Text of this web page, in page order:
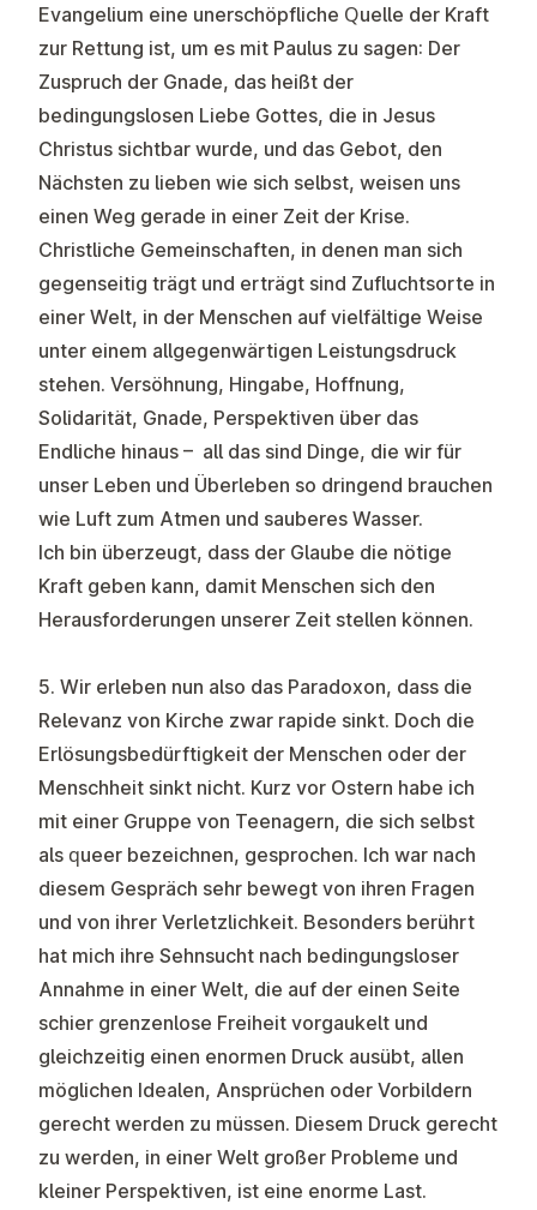
Evangelium eine unerschöpfliche Quelle der Kraft
zur Rettung ist, um es mit Paulus zu sagen: Der
Zuspruch der Gnade, das heißt der
bedingungslosen Liebe Gottes, die in Jesus
Christus sichtbar wurde, und das Gebot, den
Nächsten zu lieben wie sich selbst, weisen uns
einen Weg gerade in einer Zeit der Krise.
Christliche Gemeinschaften, in denen man sich
gegenseitig trägt und erträgt sind Zufluchtsorte in
einer Welt, in der Menschen auf vielfältige Weise
unter einem allgegenwärtigen Leistungsdruck
stehen. Versöhnung, Hingabe, Hoffnung,
Solidarität, Gnade, Perspektiven über das
Endliche hinaus – all das sind Dinge, die wir für
unser Leben und Überleben so dringend brauchen
wie Luft zum Atmen und sauberes Wasser.
Ich bin überzeugt, dass der Glaube die nötige
Kraft geben kann, damit Menschen sich den
Herausforderungen unserer Zeit stellen können.
5. Wir erleben nun also das Paradoxon, dass die
Relevanz von Kirche zwar rapide sinkt. Doch die
Erlösungsbedürftigkeit der Menschen oder der
Menschheit sinkt nicht. Kurz vor Ostern habe ich
mit einer Gruppe von Teenagern, die sich selbst
als queer bezeichnen, gesprochen. Ich war nach
diesem Gespräch sehr bewegt von ihren Fragen
und von ihrer Verletzlichkeit. Besonders berührt
hat mich ihre Sehnsucht nach bedingungsloser
Annahme in einer Welt, die auf der einen Seite
schier grenzenlose Freiheit vorgaukelt und
gleichzeitig einen enormen Druck ausübt, allen
möglichen Idealen, Ansprüchen oder Vorbildern
gerecht werden zu müssen. Diesem Druck gerecht
zu werden, in einer Welt großer Probleme und
kleiner Perspektiven, ist eine enorme Last.